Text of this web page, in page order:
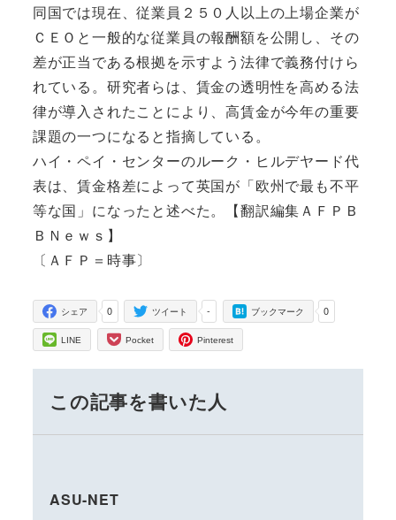
同国では現在、従業員２５０人以上の上場企業が
ＣＥＯと一般的な従業員の報酬額を公開し、その
差が正当である根拠を示すよう法律で義務付けら
れている。研究者らは、賃金の透明性を高める法
律が導入されたことにより、高賃金が今年の重要
課題の一つになると指摘している。
ハイ・ペイ・センターのルーク・ヒルデヤード代
表は、賃金格差によって英国が「欧州で最も不平
等な国」になったと述べた。【翻訳編集ＡＦＰＢ
ＢＮｅｗｓ】
〔ＡＦＰ＝時事〕
0
シェア -
ツイート 0
ブックマーク
LINE Pocket Pinterest
この記事を書いた人
ASU-NET